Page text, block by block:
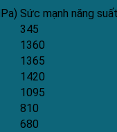
Sức mạnh năng
345
1360
1365
1420
1095
810
680